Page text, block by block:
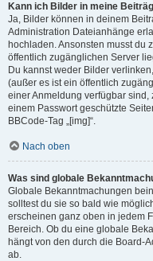
Kann ich Bilder in meine
Ja, Bilder können in deinem
Administration Dateianhänge
hochladen. Ansonsten musst du
öffentlich zugänglichen Server
Du kannst weder Bilder
(außer es ist ein öffentlich
einer Anmeldung verfügbar
einem Passwort geschützte
BBCode-Tag „[img]“.
Nach oben
Was sind globale
Globale Bekanntmachungen
solltest du sie so bald wie
erscheinen ganz oben in jedem
Bereich. Ob du eine globale
hängt von den durch die Board-
ab.